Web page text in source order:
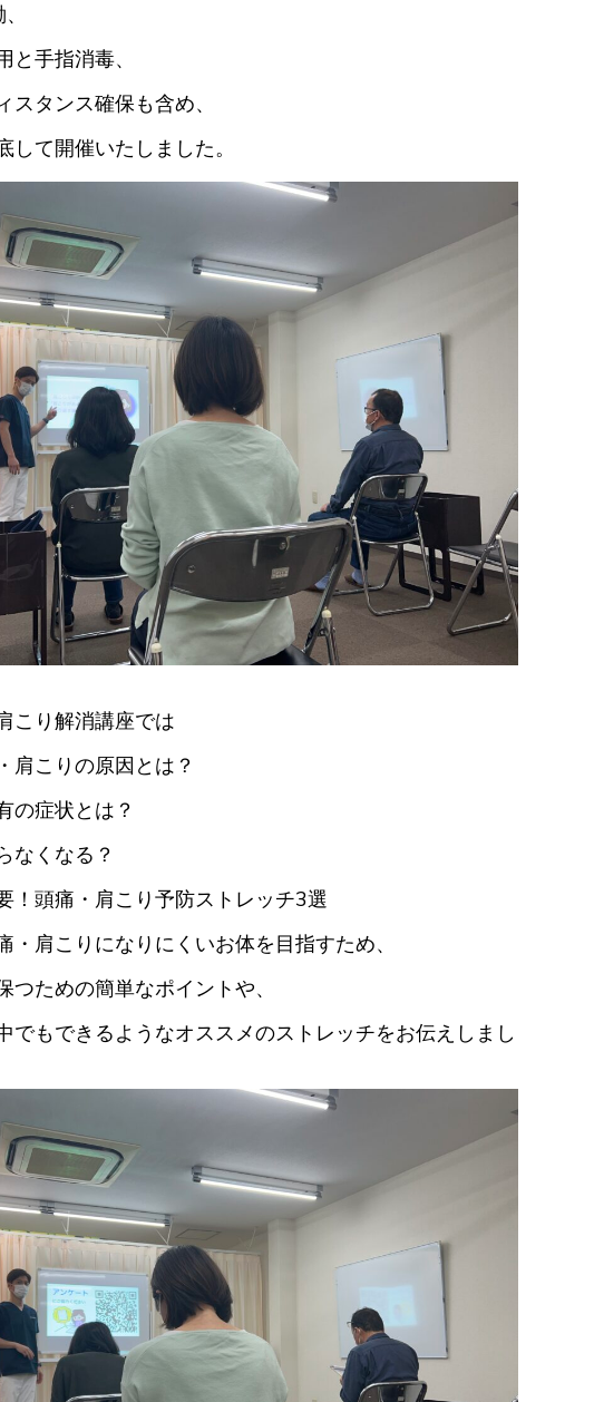
と手指消毒、
スタンス確保も含め、
して開催いたしました。
こり解消講座では
肩こりの原因とは？
の症状とは？
なくなる？
！頭痛・肩こり予防ストレッチ3選
・肩こりになりにくいお体を目指すため、
つための簡単なポイントや、
でもできるようなオススメのストレッチをお伝えしまし